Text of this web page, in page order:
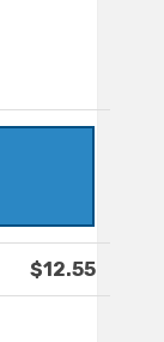
$12.55